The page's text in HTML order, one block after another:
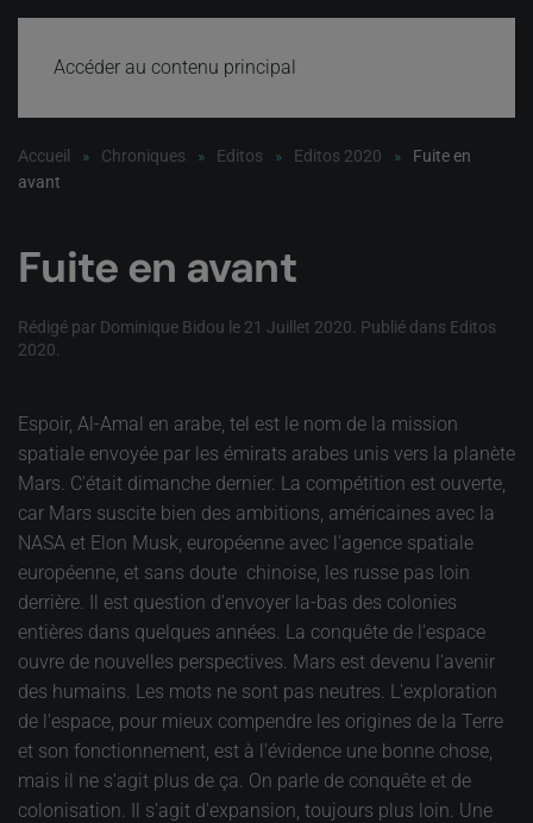
Accéder au contenu principal
Accueil Chroniques Editos Editos 2020
Fuite en
avant
Fuite en avant
Rédigé par Dominique Bidou le 21 Juillet 2020 . Publié dans Editos
2020
Espoir, Al-Amal en arabe, tel est le nom de la mission
spatiale envoyée par les émirats arabes unis vers la planète
Mars. C'était dimanche dernier. La compétition est ouverte,
car Mars suscite bien des ambitions, américaines avec la
NASA et Elon Musk, européenne avec l'agence spatiale
européenne, et sans doute chinoise, les russe pas loin
derrière. Il est question d'envoyer la-bas des colonies
entières dans quelques années. La conquête de l'espace
ouvre de nouvelles perspectives. Mars est devenu l'avenir
des humains. Les mots ne sont pas neutres. L'exploration
de l'espace, pour mieux compendre les origines de la Terre
et son fonctionnement, est à l'évidence une bonne chose,
mais il ne s'agit plus de ça. On parle de conquête et de
colonisation. Il s'agit d'expansion, toujours plus loin. Une